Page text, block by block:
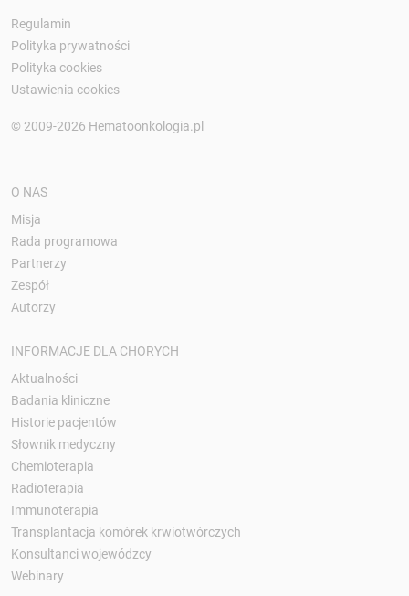
Regulamin
Polityka prywatności
Polityka cookies
Ustawienia cookies
© 2009-2026 Hematoonkologia.pl
O NAS
Misja
Rada programowa
Partnerzy
Zespół
Autorzy
INFORMACJE DLA CHORYCH
Aktualności
Badania kliniczne
Historie pacjentów
Słownik medyczny
Chemioterapia
Radioterapia
Immunoterapia
Transplantacja komórek krwiotwórczych
Konsultanci wojewódzcy
Webinary